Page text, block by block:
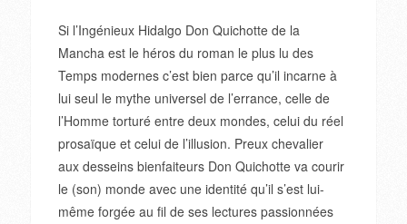
Si l’Ingénieux Hidalgo Don Quichotte de la
Mancha est le héros du roman le plus lu des
Temps modernes c’est bien parce qu’il incarne à
lui seul le mythe universel de l’errance, celle de
l’Homme torturé entre deux mondes, celui du réel
prosaïque et celui de l’illusion. Preux chevalier
aux desseins bienfaiteurs Don Quichotte va courir
le (son) monde avec une identité qu’il s’est lui-
même forgée au fil de ses lectures passionnées